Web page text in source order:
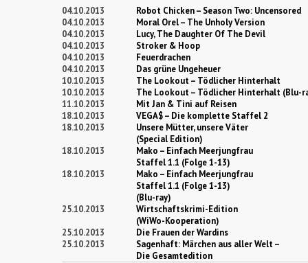
04.10.2013
Robot Chicken – Season Two: Uncensored
04.10.2013
Moral Orel – The Unholy Version
04.10.2013
Lucy, The Daughter Of The Devil
04.10.2013
Stroker & Hoop
04.10.2013
Feuerdrachen
04.10.2013
Das grüne Ungeheuer
10.10.2013
The Lookout – Tödlicher Hinterhalt
10.10.2013
The Lookout – Tödlicher Hinterhalt (Blu-
11.10.2013
Mit Jan & Tini auf Reisen
18.10.2013
VEGA$ – Die komplette Staffel 2
18.10.2013
Unsere Mütter, unsere Väter
(Special Edition)
18.10.2013
Mako – Einfach Meerjungfrau
Staffel 1.1 (Folge 1-13)
18.10.2013
Mako – Einfach Meerjungfrau
Staffel 1.1 (Folge 1-13)
(Blu-ray)
25.10.2013
Wirtschaftskrimi-Edition
(WiWo-Kooperation)
25.10.2013
Die Frauen der Wardins
25.10.2013
Sagenhaft: Märchen aus aller Welt –
Die Gesamtedition